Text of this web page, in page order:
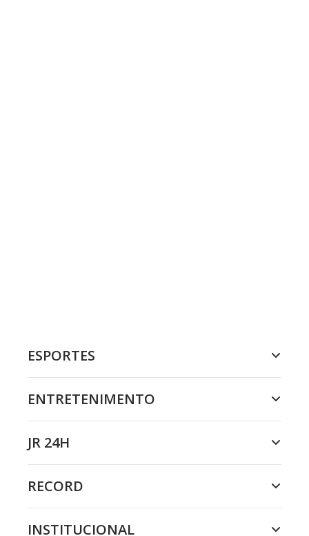
ESPORTES
ENTRETENIMENTO
JR 24H
RECORD
INSTITUCIONAL